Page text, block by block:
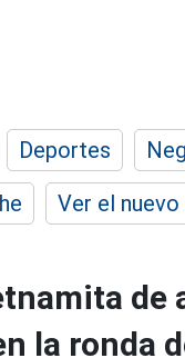
Deportes
Ver el nuevo
la ronda